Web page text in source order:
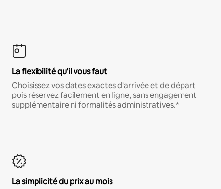
La flexibilité qu'il vous faut
Choisissez vos dates exactes d'arrivée et de départ
puis réservez facilement en ligne, sans engagement
supplémentaire ni formalités administratives.*
La simplicité du prix au mois